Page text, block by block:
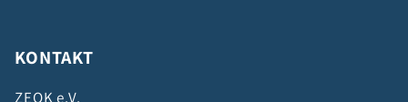
KONTAKT
ZEOK e.V.